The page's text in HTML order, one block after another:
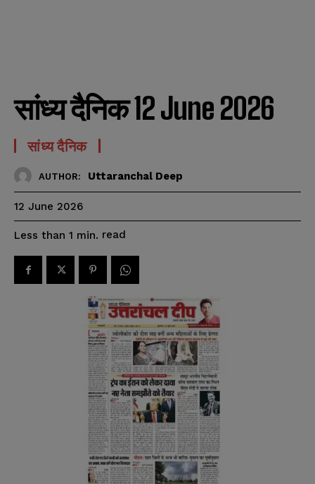
सांध्य दैनिक 12 June 2026
सांध्य दैनिक
AUTHOR: Uttaranchal Deep
12 June 2026
Less than 1 min. read